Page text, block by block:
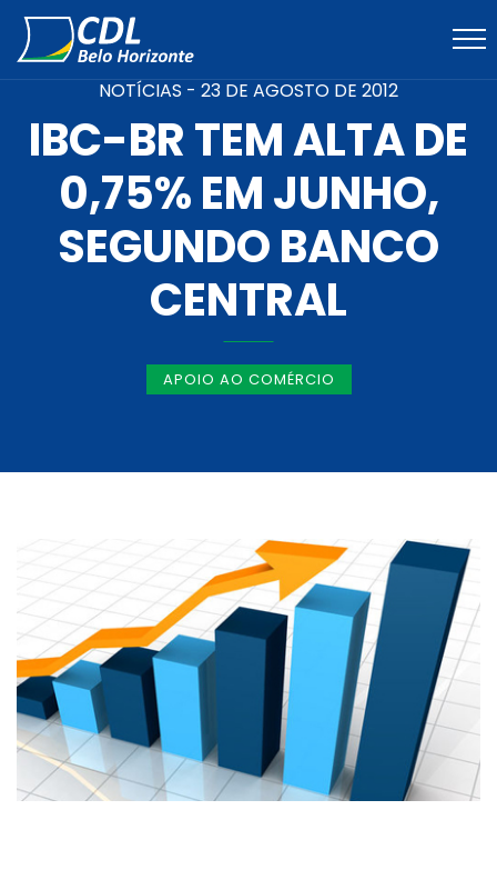
NOTÍCIAS - 23 DE AGOSTO DE 2012
IBC-BR TEM ALTA DE
0,75% EM JUNHO,
SEGUNDO BANCO
CENTRAL
APOIO AO COMÉRCIO